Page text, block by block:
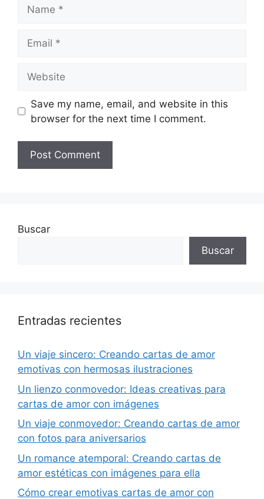
Save my name, email, and website in this
browser for the next time I comment.
Buscar
Buscar
Entradas recientes
Un viaje sincero: Creando cartas de amor
emotivas con hermosas ilustraciones
Un lienzo conmovedor: Ideas creativas para
cartas de amor con imágenes
Un viaje conmovedor: Creando cartas de amor
con fotos para aniversarios
Un romance atemporal: Creando cartas de
amor estéticas con imágenes para ella
Cómo crear emotivas cartas de amor con